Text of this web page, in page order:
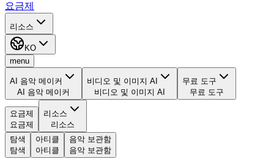
요금제
리소스
KO
menu
AI 음악 메이커
AI 음악 메이커
비디오 및 이미지 AI
비디오 및 이미지 AI
무료 도구
무료 도구
요금제
요금제
리소스
리소스
탐색
탐색
아티클
아티클
음악 보관함
음악 보관함